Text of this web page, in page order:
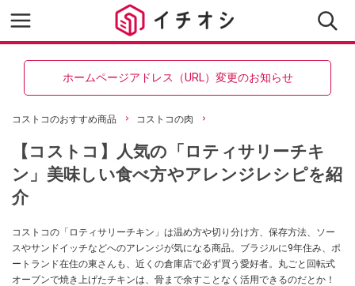
ホームページアドレス（URL）変更のお知らせ
コストコのおすすめ商品 コストコの肉
【コストコ】人気の「ロティサリーチキ
ン」美味しい食べ方やアレンジレシピを紹
介
コストコの「ロティサリーチキン」は温め方や切り分け方、保存方法、ソー
スやサンドイッチなどへのアレンジが気になる商品。ブラジルに9年住み、ポ
ートランド在住の東さんも、近くの倉庫店で必ず買う愛好者。丸ごと回転式
オーブンで焼き上げたチキンは、骨まで余すことなく活用できるのだとか！